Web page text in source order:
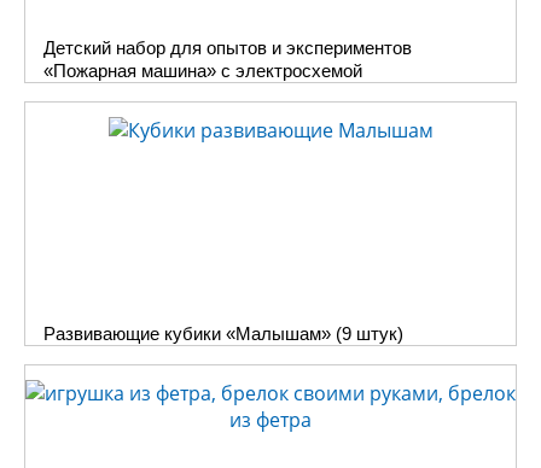
Детский набор для опытов и экспериментов
«Пожарная машина» с электросхемой
Развивающие кубики «Малышам» (9 штук)